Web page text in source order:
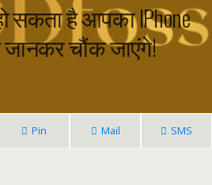
सकता है आपका IPhone
चौंक जाएंगे!
Pin Mail SMS